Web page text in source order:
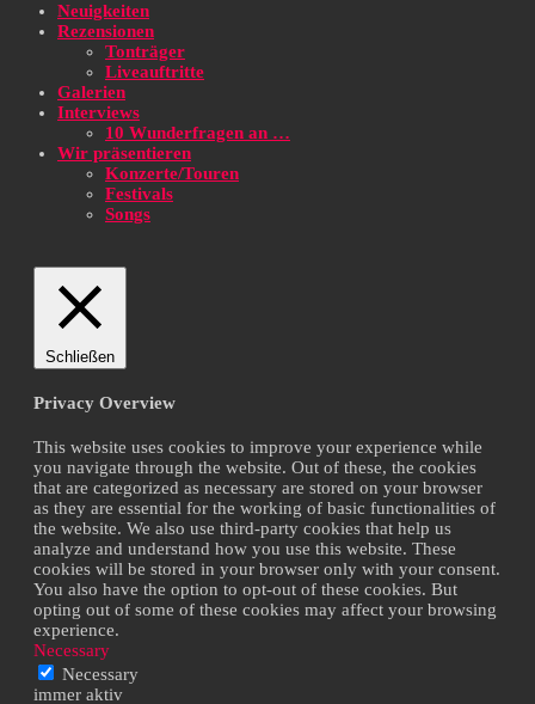
Neuigkeiten
Rezensionen
Tonträger
Liveauftritte
Galerien
Interviews
10 Wunderfragen an …
Wir präsentieren
Konzerte/Touren
Festivals
Songs
Schließen
Privacy Overview
This website uses cookies to improve your experience while
you navigate through the website. Out of these, the cookies
that are categorized as necessary are stored on your browser
as they are essential for the working of basic functionalities of
the website. We also use third-party cookies that help us
analyze and understand how you use this website. These
cookies will be stored in your browser only with your consent.
You also have the option to opt-out of these cookies. But
opting out of some of these cookies may affect your browsing
experience.
Necessary
Necessary
immer aktiv